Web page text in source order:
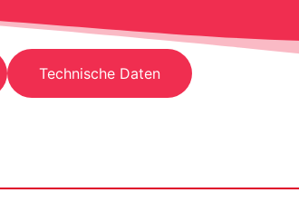
Technische Daten